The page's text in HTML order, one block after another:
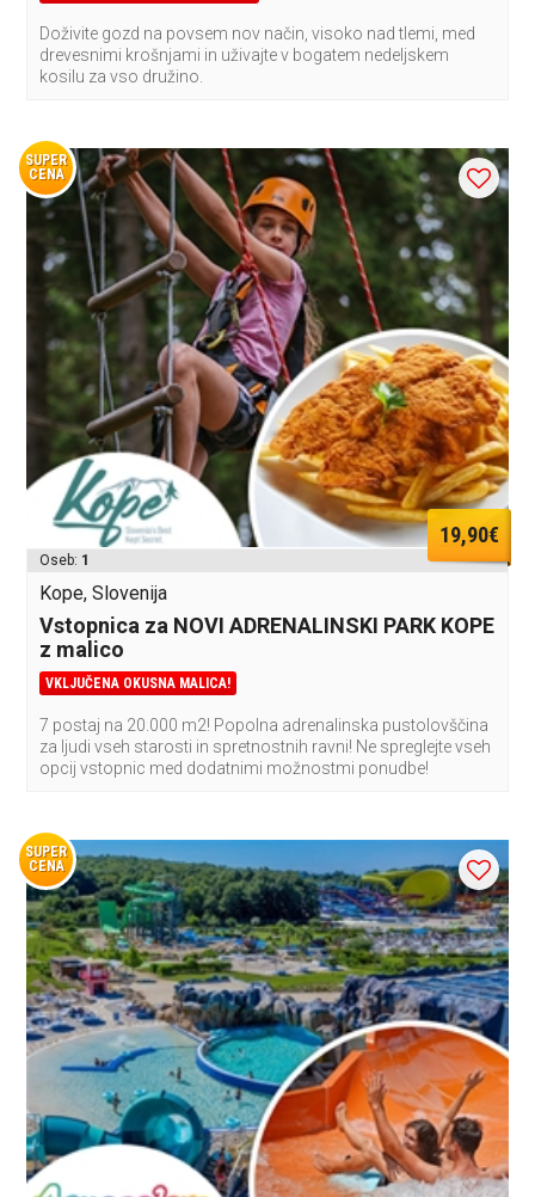
Doživite gozd na povsem nov način, visoko nad tlemi, med
drevesnimi krošnjami in uživajte v bogatem nedeljskem
kosilu za vso družino.
SUPER
CENA
19,90€
Oseb: 1
Kope, Slovenija
Vstopnica za NOVI ADRENALINSKI PARK KOPE
z malico
VKLJUČENA OKUSNA MALICA!
7 postaj na 20.000 m2! Popolna adrenalinska pustolovščina
za ljudi vseh starosti in spretnostnih ravni! Ne spreglejte vseh
opcij vstopnic med dodatnimi možnostmi ponudbe!
SUPER
CENA